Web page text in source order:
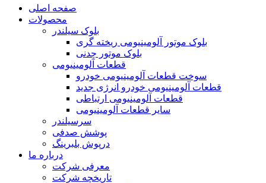
صفحه اصلی
محصولات
بلوک سیلندر
بلوک موتور آلومینیومی ریخته گری
بلوک موتور چدنی
قطعات آلومینیومی
سوخت قطعات آلومینیومی خودرو
قطعات آلومینیومی خودرو انرژی جدید
قطعات آلومینیومی ارتباطی
سایر قطعات آلومینیومی
سرسیلندر
پوشش صدفی
درپوش بلبرینگ
درباره ما
معرفی شرکت
تاریخچه شرکت